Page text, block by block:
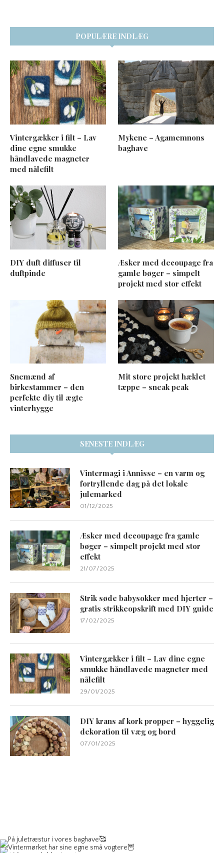
POPULÆRE INDLÆG
Vintergækker i filt – Lav
dine egne smukke
håndlavede magneter
med nålefilt
Mykene – Agamemnons
baghave
DIY duft diffuser til
duftpinde
Æsker med decoupage fra
gamle bøger – simpelt
projekt med stor effekt
Snemænd af
birkestammer – den
perfekte diy til ægte
vinterhygge
Mit store projekt hæklet
tæppe – sneak peak
SENESTE INDLÆG
Vintermagi i Annisse – en varm og
fortryllende dag på det lokale
julemarked
01/12/2025
Æsker med decoupage fra gamle
bøger – simpelt projekt med stor
effekt
21/07/2025
Strik søde babysokker med hjerter –
gratis strikkeopskrift med DIY guide
17/02/2025
Vintergækker i filt – Lav dine egne
smukke håndlavede magneter med
nålefilt
29/01/2025
DIY krans af kork propper – hyggelig
dekoration til væg og bord
07/01/2025